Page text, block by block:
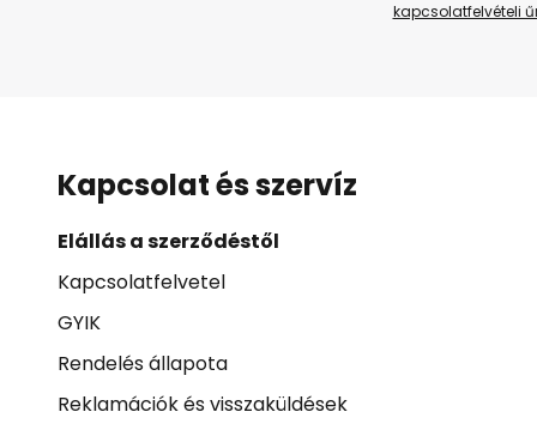
kapcsolatfelvételi
Kapcsolat és szervíz
Elállás a szerződéstől
Kapcsolatfelvetel
GYIK
Rendelés állapota
Reklamációk és visszaküldések